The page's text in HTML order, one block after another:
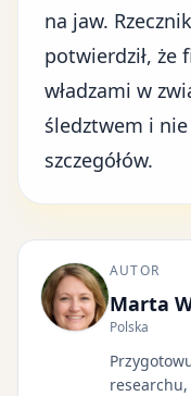
na jaw.
potwierdził, że
władzami w
śledztwem i
szczegółów.
AUTOR
Marta
Polska